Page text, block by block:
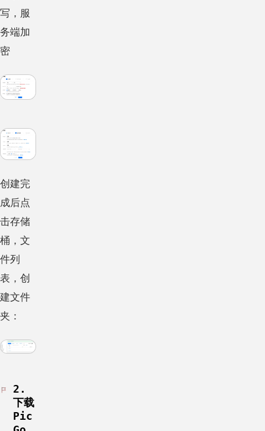
写，服
务端加
密
创建完
成后点
击存储
桶，文
件列
表，创
建文件
夹：
2.
下载
Pic